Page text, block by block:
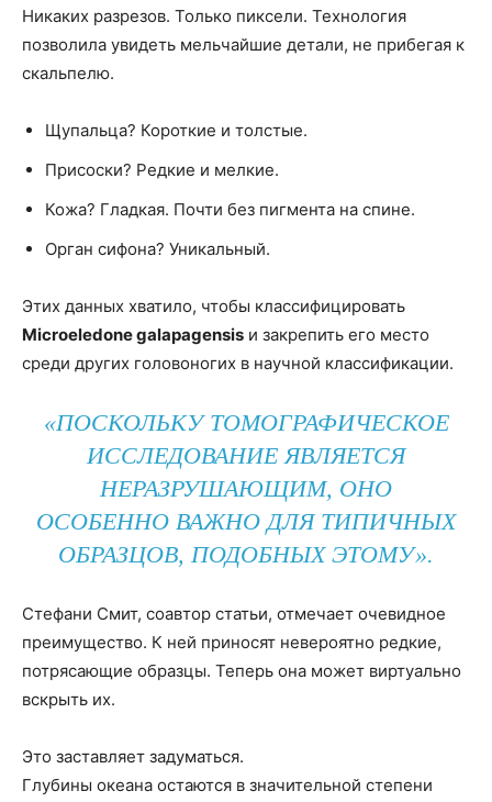
Никаких разрезов. Только пиксели. Технология
позволила увидеть мельчайшие детали, не прибегая к
скальпелю.
Щупальца? Короткие и толстые.
Присоски? Редкие и мелкие.
Кожа? Гладкая. Почти без пигмента на спине.
Орган сифона? Уникальный.
Этих данных хватило, чтобы классифицировать
Microeledone galapagensis и закрепить его место
среди других головоногих в научной классификации.
«ПОСКОЛЬКУ ТОМОГРАФИЧЕСКОЕ
ИССЛЕДОВАНИЕ ЯВЛЯЕТСЯ
НЕРАЗРУШАЮЩИМ, ОНО
ОСОБЕННО ВАЖНО ДЛЯ ТИПИЧНЫХ
ОБРАЗЦОВ, ПОДОБНЫХ ЭТОМУ».
Стефани Смит, соавтор статьи, отмечает очевидное
преимущество. К ней приносят невероятно редкие,
потрясающие образцы. Теперь она может виртуально
вскрыть их.
Это заставляет задуматься.
Глубины океана остаются в значительной степени